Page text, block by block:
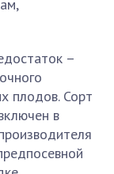
–
плодов. Сорт
в